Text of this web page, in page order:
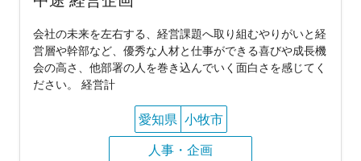
会社の未来を左右する、経営課題へ取り組むやりがいと経
営層や幹部など、優秀な人材と仕事ができる喜びや成長機
会の高さ、他部署の人を巻き込んでいく面白さを感じてく
ださい。 経営計
愛知県 小牧市
人事・企画